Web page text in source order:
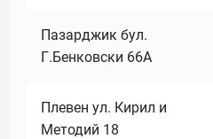
Пазарджик бул.
Г.Бенковски 66А
Плевен ул. Кирил и
Методий 18